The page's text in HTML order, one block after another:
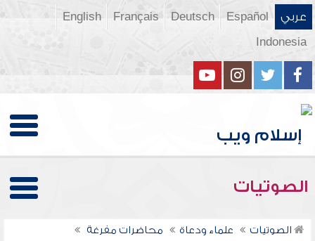
عربي Español
Deutsch
Français
English
Indonesia
الصوتيات
الصوتيات علماء ودعاة
محاضرات مفرغة